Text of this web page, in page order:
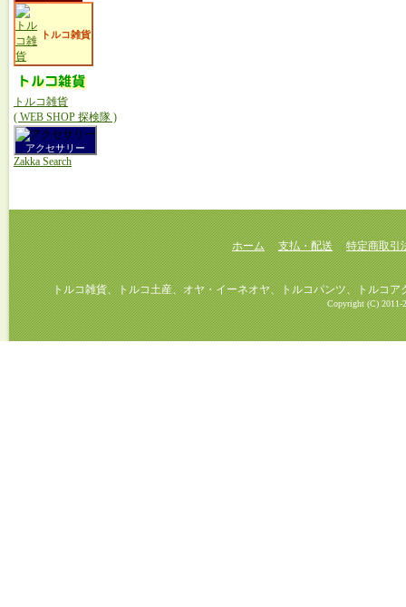
トルコ雑貨
トルコ雑貨
( WEB SHOP 探検隊 )
アクセサリー
Zakka Search
ホーム 支払・配送 特定商取引
トルコ雑貨、トルコ土産、オヤ・イーネオヤ、トルコパンツ、トルコアク
Copyright (C) 2011-